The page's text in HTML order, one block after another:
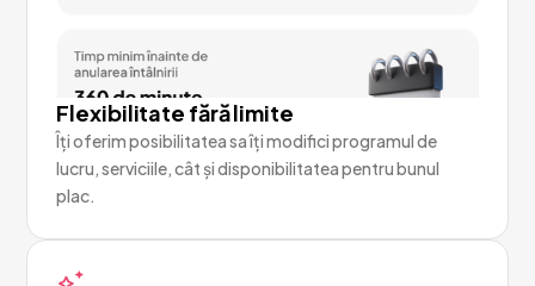
Flexibilitate fără limite
Îți oferim posibilitatea sa îți modifici programul de
lucru, serviciile, cât și disponibilitatea pentru bunul
plac.